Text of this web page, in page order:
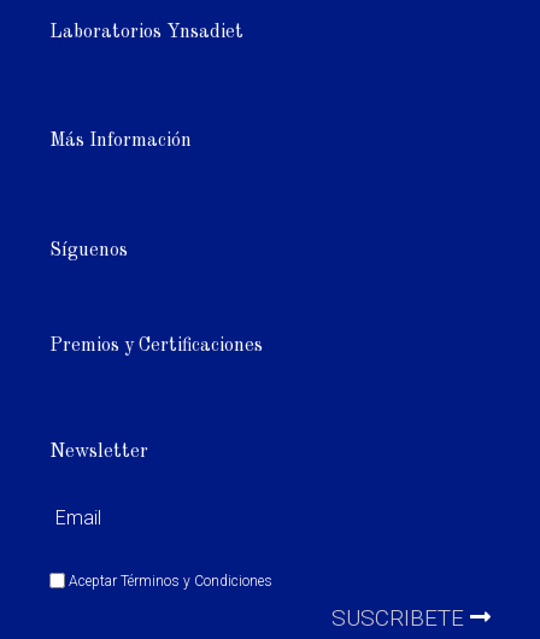
Laboratorios Ynsadiet
Más Información
Síguenos
Premios y Certificaciones
Newsletter
AceptarTérminos y Condiciones
SUSCRIBETE